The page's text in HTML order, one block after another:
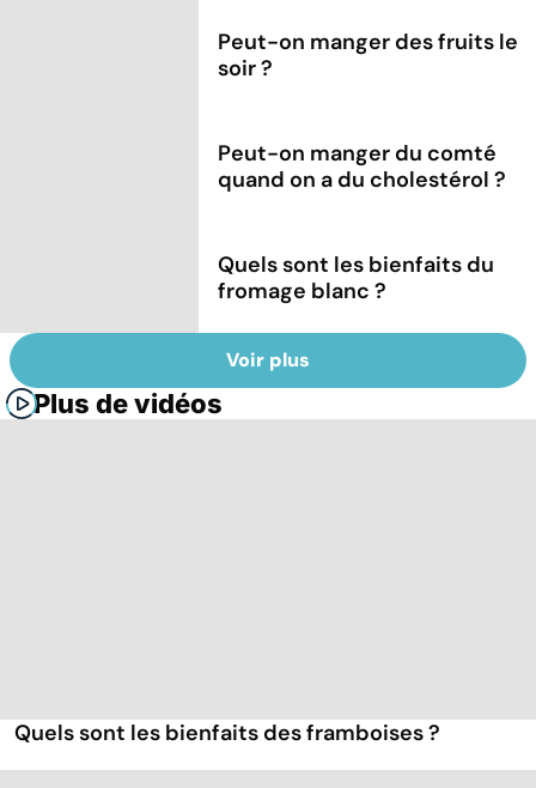
Peut-on manger des fruits le
soir ?
Peut-on manger du comté
quand on a du cholestérol ?
Quels sont les bienfaits du
fromage blanc ?
Voir plus
Plus de vidéos
Quels sont les bienfaits des framboises ?